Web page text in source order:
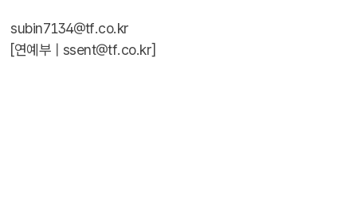
subin7134@tf.co.kr
[연예부 | ssent@tf.co.kr]